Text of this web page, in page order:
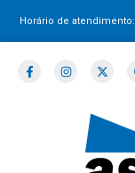
Horário de atendimento: